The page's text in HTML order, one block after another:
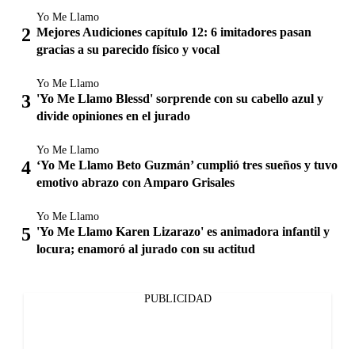
Yo Me Llamo
Mejores Audiciones capítulo 12: 6 imitadores pasan
gracias a su parecido físico y vocal
Yo Me Llamo
'Yo Me Llamo Blessd' sorprende con su cabello azul y
divide opiniones en el jurado
Yo Me Llamo
‘Yo Me Llamo Beto Guzmán’ cumplió tres sueños y tuvo
emotivo abrazo con Amparo Grisales
Yo Me Llamo
'Yo Me Llamo Karen Lizarazo' es animadora infantil y
locura; enamoró al jurado con su actitud
PUBLICIDAD